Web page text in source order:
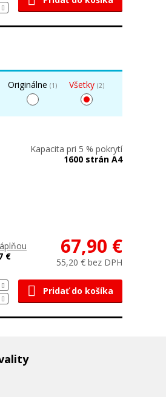
Originálne (1) Všetky (2)
Kapacita pri 5 % pokrytí
1600 strán A4
€ 67,90 €
55,20 € bez DPH
Pridať do košíka